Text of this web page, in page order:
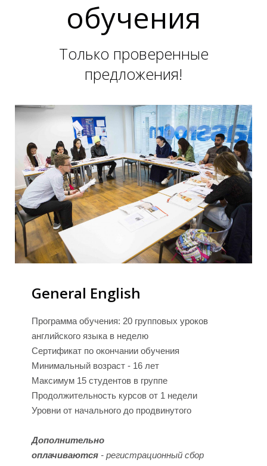
У
М
обучения
Только проверенные
предложения!
General English
Программа обучения: 20 групповых уроков
английского языка в неделю
Сертификат по окончании обучения
Минимальный возраст - 16 лет
Максимум 15 студентов в группе
Продолжительность курсов от 1 недели
Уровни от начального до продвинутого
Дополнительно
оплачиваются - регистрационный сбор
У
М